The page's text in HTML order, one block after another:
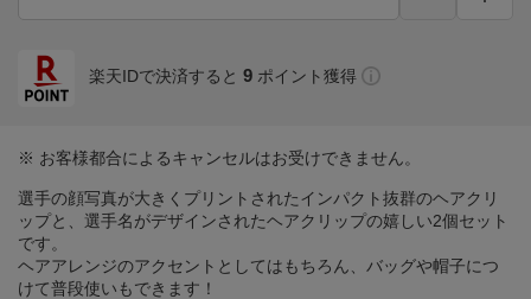
楽天IDで決済すると 9 ポイント獲得
※ お客様都合によるキャンセルはお受けできません。
選手の顔写真が大きくプリントされたインパクト抜群のヘアクリ
ップと、選手名がデザインされたヘアクリップの嬉しい2個セット
です。
ヘアアレンジのアクセントとしてはもちろん、バッグや帽子につ
けて普段使いもできます！